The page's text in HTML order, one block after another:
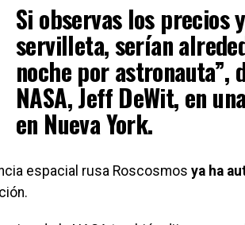
Si observas los precios
servilleta, serían
noche por
NASA, Jeff DeWit, en
en Nueva York.
espacial rusa Roscosmos ya ha